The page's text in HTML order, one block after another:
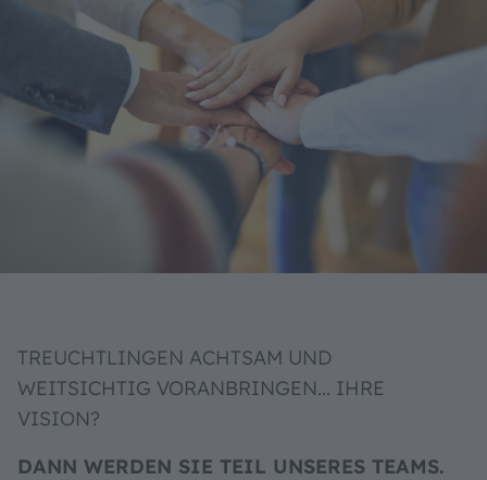
TREUCHTLINGEN ACHTSAM UND
WEITSICHTIG VORANBRINGEN... IHRE
VISION?
DANN WERDEN SIE TEIL UNSERES TEAMS.